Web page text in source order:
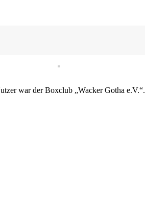
war der Boxclub „Wacker Gotha e.V.“.